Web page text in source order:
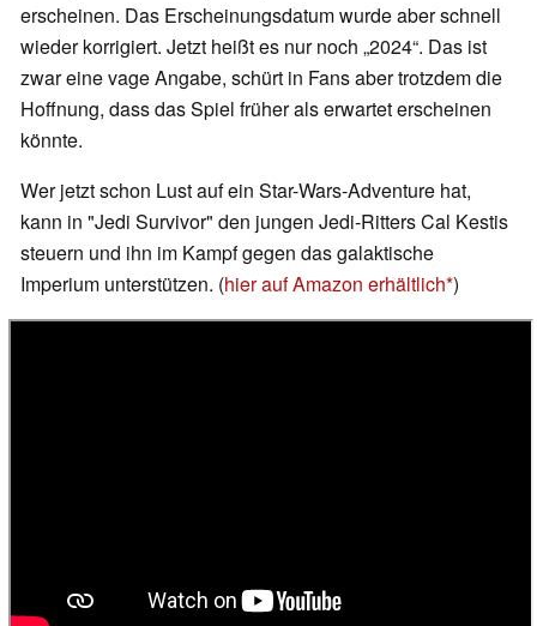
erscheinen. Das Erscheinungsdatum wurde aber schnell
wieder korrigiert. Jetzt heißt es nur noch „2024“. Das ist
zwar eine vage Angabe, schürt in Fans aber trotzdem die
Hoffnung, dass das Spiel früher als erwartet erscheinen
könnte.
Wer jetzt schon Lust auf ein Star-Wars-Adventure hat,
kann in "Jedi Survivor" den jungen Jedi-Ritters Cal Kestis
steuern und ihn im Kampf gegen das galaktische
Imperium unterstützen. (hier auf Amazon erhältlich )